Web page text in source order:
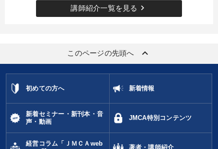
リーダーシップ 仕事術・ビジネスハック
資産保全 対談・座談会 不動産
女性経営者 マネジメント 企業再建
中小企業 人事戦略 ランチェスター戦略
講師紹介一覧を見る keyboard_arrow_right
このページの先頭へ keyboard_arrow_up
初めての方へ 新着情報
新着セミナー・新刊本・音
声・動画
JMCA特別コンテンツ
経営コラム「ＪＭＣＡweb
著者・講師紹介